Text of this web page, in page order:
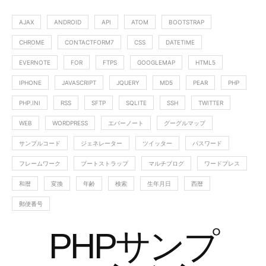
AJAX ANDROID API ATOM BOOTSTRAP
CHROME CONTACTFORM7 CSS DATETIME
EVERNOTE FOR FTPS GOOGLEMAP HTML5
IPHONE JAVASCRIPT JQUERY MD5 PEAR PHP
PHP.INI RSS SFTP SQLITE SSH TWITTER
WEB WORDPRESS エバーノート グーグルマップ
サンプルコード ジェネレーター ツイッター パスワード
フレームワーク ブートストラップ マルチブログ ワードプレス
和暦 変換 年齢 検索 生年月日 西暦
郵便番号
PHPサンプ